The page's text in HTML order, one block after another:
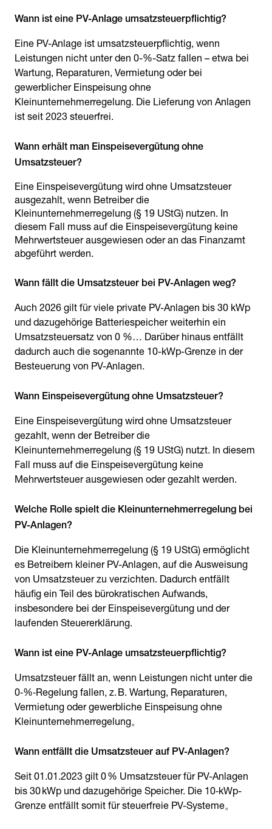
Eine PV-Anlage ist umsatzsteuerpflichtig, wenn
Leistungen nicht unter den 0-%-Satz fallen – etwa bei
Wartung, Reparaturen, Vermietung oder bei
gewerblicher Einspeisung ohne
Kleinunternehmerregelung. Die Lieferung von Anlagen
ist seit 2023 steuerfrei.
Wann erhält man Einspeisevergütung ohne
Eine Einspeisevergütung wird ohne Umsatzsteuer
ausgezahlt, wenn Betreiber die
Kleinunternehmerregelung (§ 19 UStG) nutzen. In
diesem Fall muss auf die Einspeisevergütung keine
Mehrwertsteuer ausgewiesen oder an das Finanzamt
abgeführt werden.
Auch 2026 gilt für viele private PV-Anlagen bis 30 kWp
und dazugehörige Batteriespeicher weiterhin ein
Umsatzsteuersatz von 0 %… Darüber hinaus entfällt
dadurch auch die sogenannte 10-kWp-Grenze in der
Besteuerung von PV-Anlagen.
Eine Einspeisevergütung wird ohne Umsatzsteuer
gezahlt, wenn der Betreiber die
Kleinunternehmerregelung (§ 19 UStG) nutzt. In diesem
Fall muss auf die Einspeisevergütung keine
Mehrwertsteuer ausgewiesen oder gezahlt werden.
Welche Rolle spielt die Kleinunternehmerregelung bei
Die Kleinunternehmerregelung (§ 19 UStG) ermöglicht
es Betreibern kleiner PV-Anlagen, auf die Ausweisung
von Umsatzsteuer zu verzichten. Dadurch entfällt
häufig ein Teil des bürokratischen Aufwands,
insbesondere bei der Einspeisevergütung und der
laufenden Steuererklärung.
Umsatzsteuer fällt an, wenn Leistungen nicht unter die
0‑%‑Regelung fallen, z. B. Wartung, Reparaturen,
Vermietung oder gewerbliche Einspeisung ohne
Kleinunternehmerregelung。
Seit 01.01.2023 gilt 0 % Umsatzsteuer für PV-Anlagen
bis 30 kWp und dazugehörige Speicher. Die 10‑kWp-
Grenze entfällt somit für steuerfreie PV-Systeme。